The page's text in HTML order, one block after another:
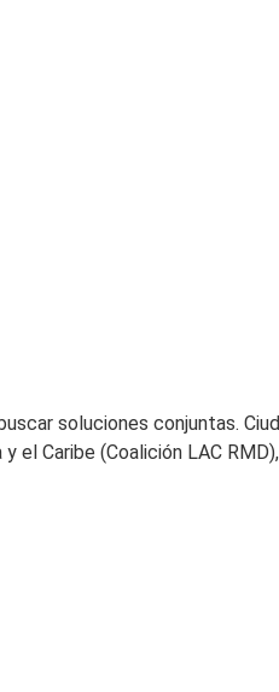
soluciones conjuntas.
el Caribe (Coalición LAC